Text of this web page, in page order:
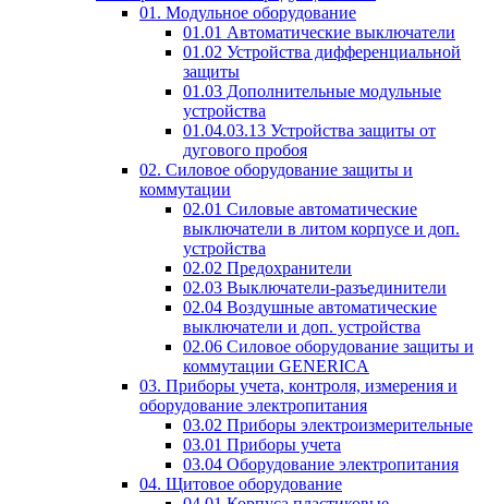
01. Модульное оборудование
01.01 Автоматические выключатели
01.02 Устройства дифференциальной
защиты
01.03 Дополнительные модульные
устройства
01.04.03.13 Устройства защиты от
дугового пробоя
02. Силовое оборудование защиты и
коммутации
02.01 Силовые автоматические
выключатели в литом корпусе и доп.
устройства
02.02 Предохранители
02.03 Выключатели-разъединители
02.04 Воздушные автоматические
выключатели и доп. устройства
02.06 Силовое оборудование защиты и
коммутации GENERICA
03. Приборы учета, контроля, измерения и
оборудование электропитания
03.02 Приборы электроизмерительные
03.01 Приборы учета
03.04 Оборудование электропитания
04. Щитовое оборудование